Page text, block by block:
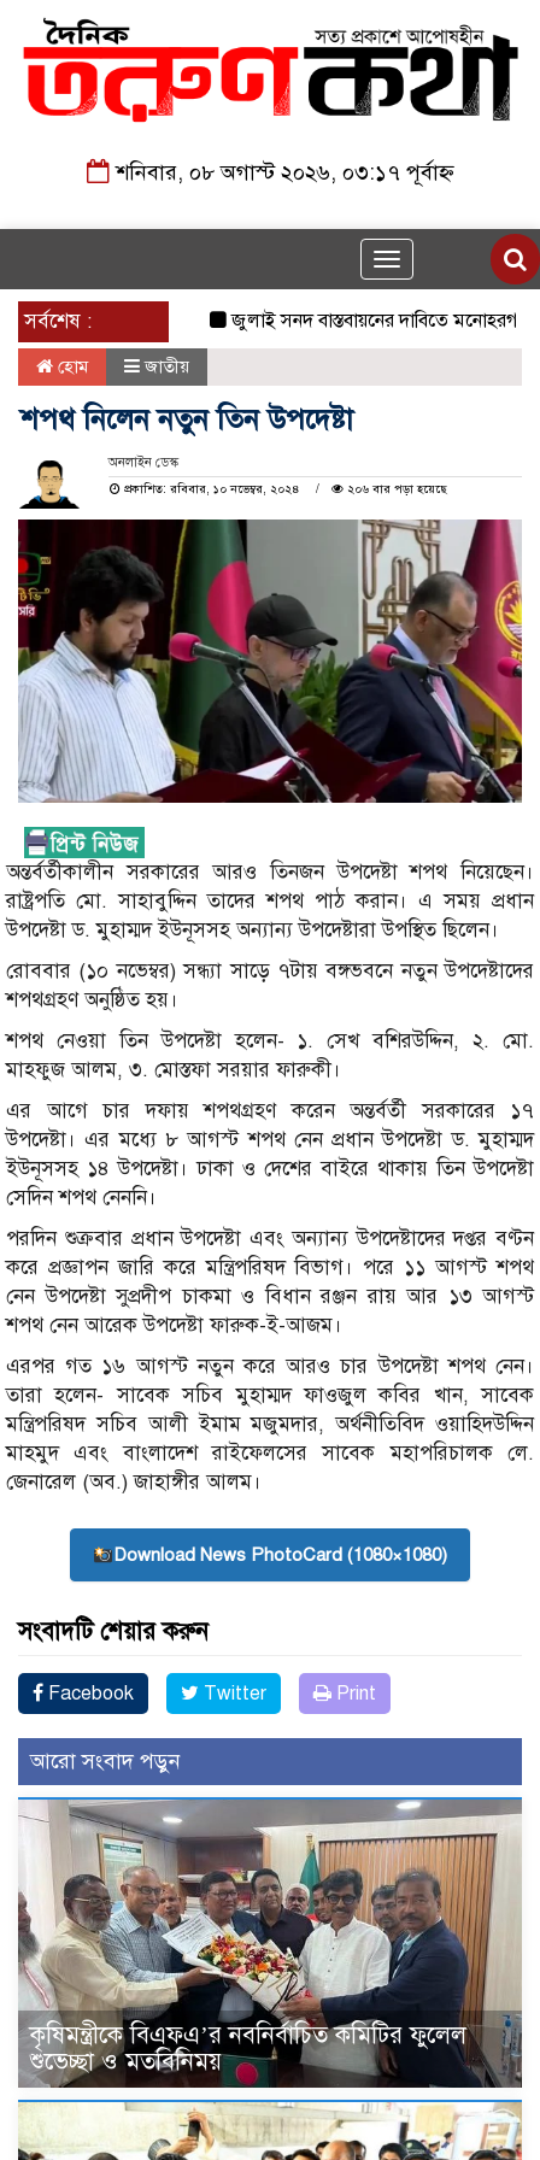
শনিবার, ০৮ অগাস্ট ২০২৬, ০৩:১৭ পূর্বাহ্ন
Toggle
navigation
সর্বশেষ :
জুলাই সনদ বাস্তবায়নের দাবিতে মনোহরগঞ্জে
হোম জাতীয়
শপথ নিলেন নতুন তিন উপদেষ্টা
অনলাইন ডেস্ক
প্রকাশিত: রবিবার, ১০ নভেম্বর, ২০২৪
২০৬ বার পড়া হয়েছে
অন্তর্বর্তীকালীন সরকারের আরও তিনজন উপদেষ্টা শপথ নিয়েছেন।
রাষ্ট্রপতি মো. সাহাবুদ্দিন তাদের শপথ পাঠ করান। এ সময় প্রধান
উপদেষ্টা ড. মুহাম্মদ ইউনূসসহ অন্যান্য উপদেষ্টারা উপস্থিত ছিলেন।
রোববার (১০ নভেম্বর) সন্ধ্যা সাড়ে ৭টায় বঙ্গভবনে নতুন উপদেষ্টাদের
শপথগ্রহণ অনুষ্ঠিত হয়।
শপথ নেওয়া তিন উপদেষ্টা হলেন- ১. সেখ বশিরউদ্দিন, ২. মো.
মাহফুজ আলম, ৩. মোস্তফা সরয়ার ফারুকী।
এর আগে চার দফায় শপথগ্রহণ করেন অন্তর্বর্তী সরকারের ১৭
উপদেষ্টা। এর মধ্যে ৮ আগস্ট শপথ নেন প্রধান উপদেষ্টা ড. মুহাম্মদ
ইউনূসসহ ১৪ উপদেষ্টা। ঢাকা ও দেশের বাইরে থাকায় তিন উপদেষ্টা
সেদিন শপথ নেননি।
পরদিন শুক্রবার প্রধান উপদেষ্টা এবং অন্যান্য উপদেষ্টাদের দপ্তর বণ্টন
করে প্রজ্ঞাপন জারি করে মন্ত্রিপরিষদ বিভাগ। পরে ১১ আগস্ট শপথ
নেন উপদেষ্টা সুপ্রদীপ চাকমা ও বিধান রঞ্জন রায় আর ১৩ আগস্ট
শপথ নেন আরেক উপদেষ্টা ফারুক-ই-আজম।
এরপর গত ১৬ আগস্ট নতুন করে আরও চার উপদেষ্টা শপথ নেন।
তারা হলেন- সাবেক সচিব মুহাম্মদ ফাওজুল কবির খান, সাবেক
মন্ত্রিপরিষদ সচিব আলী ইমাম মজুমদার, অর্থনীতিবিদ ওয়াহিদউদ্দিন
মাহমুদ এবং বাংলাদেশ রাইফেলসের সাবেক মহাপরিচালক লে.
জেনারেল (অব.) জাহাঙ্গীর আলম।
Download News PhotoCard (1080×1080)
সংবাদটি শেয়ার করুন
Facebook Twitter Print
আরো সংবাদ পড়ুন
কৃষিমন্ত্রীকে বিএফএ’র নবনির্বাচিত কমিটির ফুলেল
শুভেচ্ছা ও মতবিনিময়